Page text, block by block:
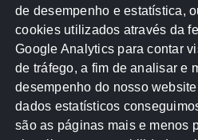
Acontece na Rede AGU
Atricon Audicom
CREA-MT Eventos
MPF Notícias PF
de desempenho e estatística,
cookies utilizados através da
Google Analytics para contar
de tráfego, a fim de analisar e
desempenho do nosso
dados estatísticos
são as páginas mais e menos